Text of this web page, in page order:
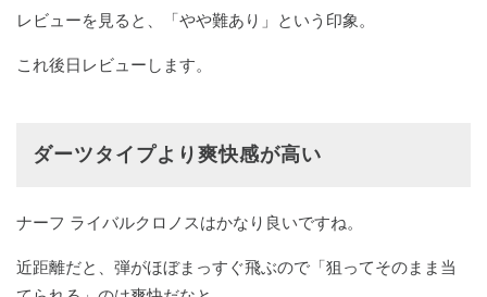
レビューを見ると、「やや難あり」という印象。
これ後日レビューします。
ダーツタイプより爽快感が高い
ナーフ ライバルクロノスはかなり良いですね。
近距離だと、弾がほぼまっすぐ飛ぶので「狙ってそのまま当